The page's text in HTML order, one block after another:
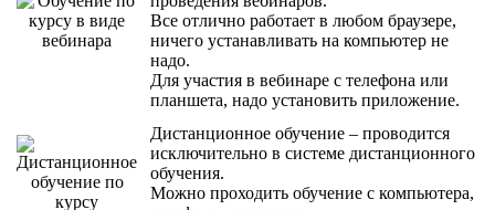
Все отлично работает в любом браузере,
ничего устанавливать на компьютер не
надо.
Для участия в вебинаре с телефона или
планшета, надо установить приложение.
Дистанционное обучение – проводится
исключительно в системе дистанционного
обучения.
Можно проходить обучение с компьютера,